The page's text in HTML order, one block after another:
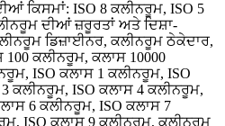
ਕਿਸਮਾਂ: ISO 8 ਕਲੀਨਰੂਮ, ISO 5
ਦੀਆਂ ਜ਼ਰੂਰਤਾਂ ਅਤੇ ਦਿਸ਼ਾ-
ਡਿਜ਼ਾਈਨਰ, ਕਲੀਨਰੂਮ ਠੇਕੇਦਾਰ,
100 ਕਲੀਨਰੂਮ, ਕਲਾਸ 10000
ISO ਕਲਾਸ 1 ਕਲੀਨਰੂਮ, ISO
ਕਲੀਨਰੂਮ, ISO ਕਲਾਸ 4 ਕਲੀਨਰੂਮ,
6 ਕਲੀਨਰੂਮ, ISO ਕਲਾਸ 7
ISO ਕਲਾਸ 9 ਕਲੀਨਰੂਮ, ਕਲੀਨਰੂਮ